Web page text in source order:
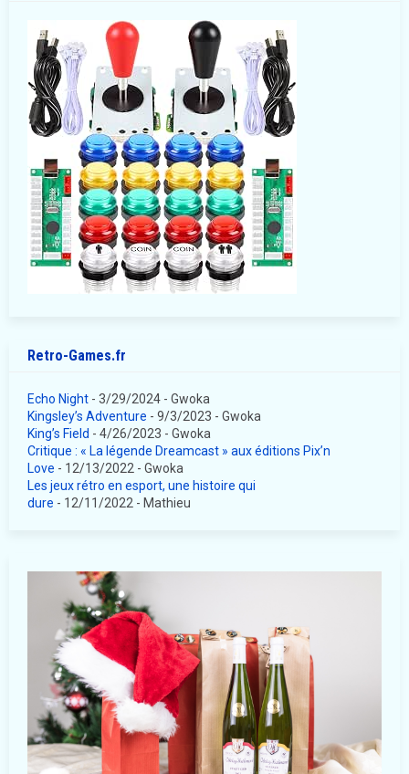
Retro-Games.fr
Echo Night - 3/29/2024 - Gwoka
Kingsley’s Adventure - 9/3/2023 - Gwoka
King’s Field - 4/26/2023 - Gwoka
Critique : « La légende Dreamcast » aux éditions Pix’n
Love - 12/13/2022 - Gwoka
Les jeux rétro en esport, une histoire qui
dure - 12/11/2022 - Mathieu